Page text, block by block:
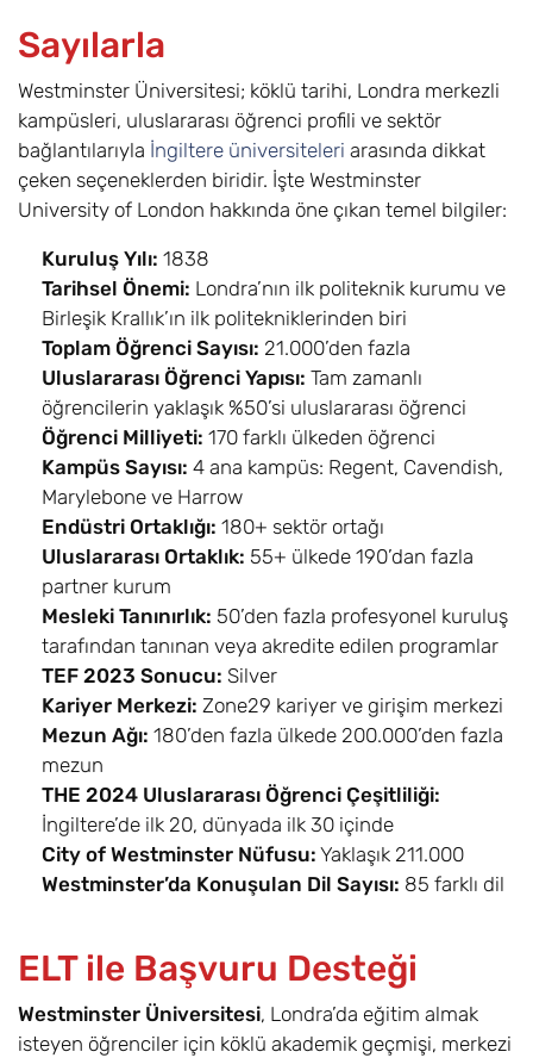
Management BA
Finans / Finance
BSc
6,8 Eylül £17.600
Finansal Ekonomi
/ Financial
6,8 Eylül
Güzel Sanatlar ve
Çoklu Medya /
Fine Art Mixed
Media BA
6,8 Eylül £17.600
Finansal Teknoloji
ve Veri Analitiği /
FinTech with Data
Analytics BSc
6,8 Eylül
Fransızca ve
İngilizce / French
and English BA
6,8 Eylül £17.600
Oyun Sanatı /
Games Art BA
6,8
Oyun Tasarımı /
Games Design BA
6,8 Eylül
Trade and
Business BA (Top-
up)
Sayılarla
Westminster Üniversitesi; köklü tarihi, Londra merkezli
kampüsleri, uluslararası öğrenci profili ve sektör
bağlantılarıyla İngiltere üniversiteleri arasında dikkat
çeken seçeneklerden biridir. İşte Westminster
University of London hakkında öne çıkan temel bilgiler:
Kuruluş Yılı: 1838
Tarihsel Önemi: Londra’nın ilk politeknik kurumu ve
Birleşik Krallık’ın ilk politekniklerinden biri
Toplam Öğrenci Sayısı: 21.000’den fazla
Uluslararası Öğrenci Yapısı: Tam zamanlı
öğrencilerin yaklaşık %50’si uluslararası öğrenci
Öğrenci Milliyeti: 170 farklı ülkeden öğrenci
Kampüs Sayısı: 4 ana kampüs: Regent, Cavendish,
Marylebone ve Harrow
Endüstri Ortaklığı: 180+ sektör ortağı
Uluslararası Ortaklık: 55+ ülkede 190’dan fazla
partner kurum
Mesleki Tanınırlık: 50’den fazla profesyonel kuruluş
tarafından tanınan veya akredite edilen programlar
TEF 2023 Sonucu: Silver
Kariyer Merkezi: Zone29 kariyer ve girişim merkezi
Mezun Ağı: 180’den fazla ülkede 200.000’den fazla
mezun
THE 2024 Uluslararası Öğrenci Çeşitliliği:
İngiltere’de ilk 20, dünyada ilk 30 içinde
City of Westminster Nüfusu: Yaklaşık 211.000
Westminster’da Konuşulan Dil Sayısı: 85 farklı dil
ELT ile Başvuru Desteği
Westminster Üniversitesi, Londra’da eğitim almak
isteyen öğrenciler için köklü akademik geçmişi, merkezi